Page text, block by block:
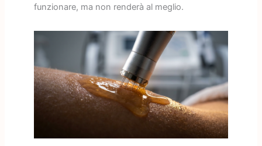
funzionare, ma non renderà al meglio.